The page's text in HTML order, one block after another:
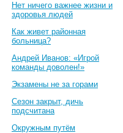
Нет ничего важнее жизни и
здоровья людей
Как живет районная
больница?
Андрей Иванов: «Игрой
команды доволен!»
Экзамены не за горами
Сезон закрыт, дичь
подсчитана
Окружным путём